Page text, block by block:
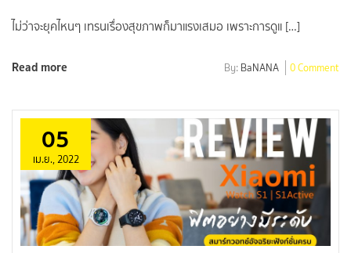
ไม่ว่าจะยุคไหนๆ เทรนเรื่องสุขภาพก็มาแรงเสมอ เพราะการดูแ […]
Read more By: BaNANA 0 Comment
05
เม.ย., 2022